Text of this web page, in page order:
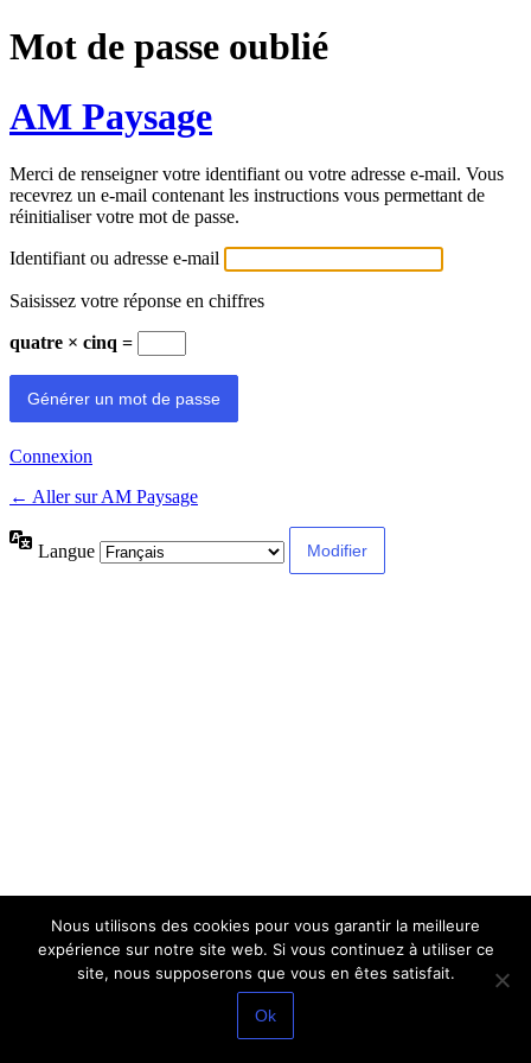
Mot de passe oublié
AM Paysage
Merci de renseigner votre identifiant ou votre adresse e-mail. Vous
recevrez un e-mail contenant les instructions vous permettant de
réinitialiser votre mot de passe.
Identifiant ou adresse e-mail
Saisissez votre réponse en chiffres
quatre × cinq =
Connexion
← Aller sur AM Paysage
Langue
Nous utilisons des cookies pour vous garantir la meilleure
expérience sur notre site web. Si vous continuez à utiliser ce
site, nous supposerons que vous en êtes satisfait.
Ok